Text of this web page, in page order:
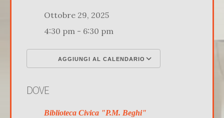
Ottobre 29, 2025
4:30 pm - 6:30 pm
AGGIUNGI AL CALENDARIO
DOVE
Biblioteca Civica "P.M. Beghi"